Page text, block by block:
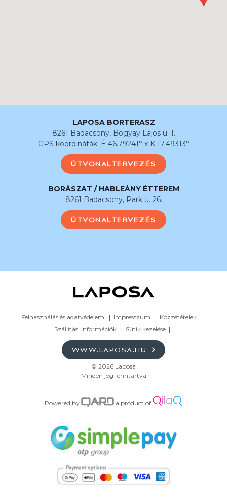
LAPOSA BORTERASZ
8261 Badacsony, Bogyay Lajos u. 1.
GPS koordináták: É 46.79241° x K 17.49313°
ÚTVONALTERVEZÉS
BORÁSZAT / HABLEÁNY ÉTTEREM
8261 Badacsony, Park u. 26.
ÚTVONALTERVEZÉS
Felhasználás és adatvédelem Impresszum
Közzétételek
Szállítási információk
Sütik kezelése
WWW.LAPOSA.HU
© 2026 Laposa
Minden jog fenntartva
Powered by a product of